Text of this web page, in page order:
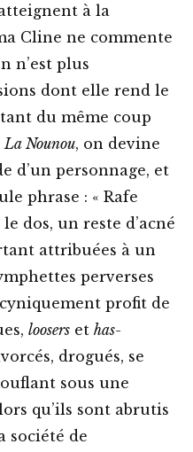
à la
Cline ne commente
n’est plus
dont elle rend le
du même coup
La Nounou, on devine
d’un personnage, et
phrase : « Rafe
dos, un reste d’acné
attribuées à un
perverses
profit de
loosers et has-
drogués, se
sous une
qu’ils sont abrutis
société de